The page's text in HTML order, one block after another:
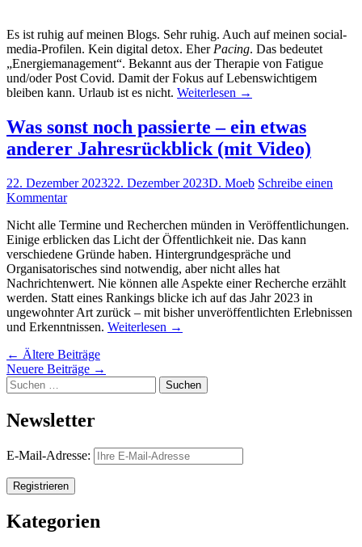
Es ist ruhig auf meinen Blogs. Sehr ruhig. Auch auf meinen social-
media-Profilen. Kein digital detox. Eher Pacing. Das bedeutet
„Energiemanagement“. Bekannt aus der Therapie von Fatigue
und/oder Post Covid. Damit der Fokus auf Lebenswichtigem
bleiben kann. Urlaub ist es nicht. Weiterlesen →
Was sonst noch passierte – ein etwas
anderer Jahresrückblick (mit Video)
22. Dezember 202322. Dezember 2023D. Moeb Schreibe einen
Kommentar
Nicht alle Termine und Recherchen münden in Veröffentlichungen.
Einige erblicken das Licht der Öffentlichkeit nie. Das kann
verschiedene Gründe haben. Hintergrundgespräche und
Organisatorisches sind notwendig, aber nicht alles hat
Nachrichtenwert. Nie können alle Aspekte einer Recherche erzählt
werden. Statt eines Rankings blicke ich auf das Jahr 2023 in
ungewohnter Art zurück – mit bisher unveröffentlichten Erlebnissen
und Erkenntnissen. Weiterlesen →
Beitragsnavigation
← Ältere Beiträge
Neuere Beiträge →
Suchen
nach:
Newsletter
E-Mail-Adresse:
Kategorien